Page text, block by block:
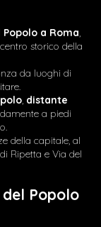
a Roma,
storico della
da luoghi di
, distante
a piedi
della capitale, al
Ripetta e Via del
Popolo